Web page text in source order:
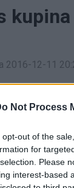
Not Process
opt-out of the
for
Please
interest-based
2016-12-11